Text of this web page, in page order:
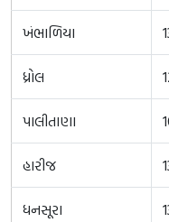
ખંભાળિયા
ધ્રોલ
પાલીતાણા
હારીજ
ધનસૂરા